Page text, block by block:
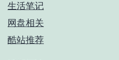
生活笔记
网盘相关
酷站推荐